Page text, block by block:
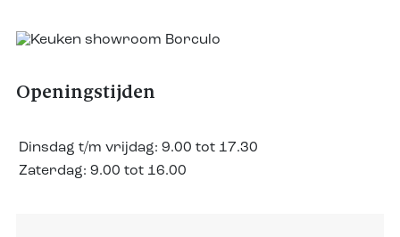
Openingstijden
Dinsdag t/m vrijdag: 9.00 tot 17.30
Zaterdag: 9.00 tot 16.00